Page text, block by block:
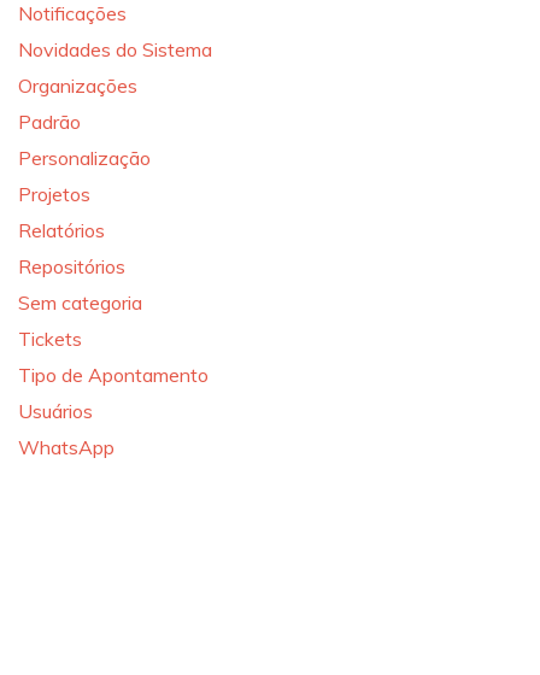
Notificações
Novidades do Sistema
Organizações
Padrão
Personalização
Projetos
Relatórios
Repositórios
Sem categoria
Tickets
Tipo de Apontamento
Usuários
WhatsApp